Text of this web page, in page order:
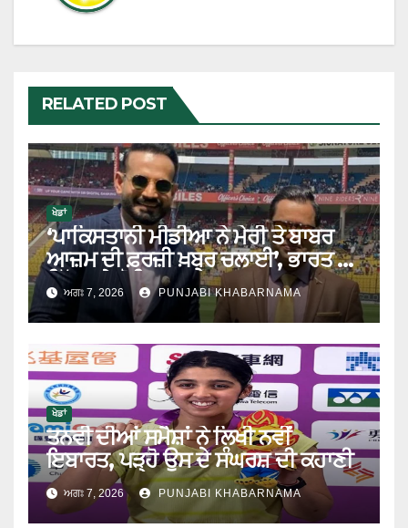
RELATED POST
ਖੇਡਾਂ
‘ਪਾਕਿਸਤਾਨੀ ਮੀਡੀਆ ਨੇ ਮੇਰੀ ਤੇ ਬਾਬਰ
ਆਜ਼ਮ ਦੀ ਫ਼ਰਜ਼ੀ ਖ਼ਬਰ ਚਲਾਈ’, ਭਾਰਤ ਦੇ
ਦਿੱਗਜ ਨੇ ਖੋਲ੍ਹਿਆ ਹੈਰਾਨ ਕਰਨ ਵਾਲਾ
ਰਾਜ਼ਅਗਃ 7, 2026 PUNJABI KHABARNAMA
ਖੇਡਾਂ
ਤਨਵੀ ਦੀਆਂ ਸਮੈਸ਼ਾਂ ਨੇ ਲਿਖੀ ਨਵੀਂ
ਇਬਾਰਤ, ਪੜ੍ਹੋ ਉਸ ਦੇ ਸੰਘਰਸ਼ ਦੀ ਕਹਾਣੀ
ਅਗਃ 7, 2026 PUNJABI KHABARNAMA